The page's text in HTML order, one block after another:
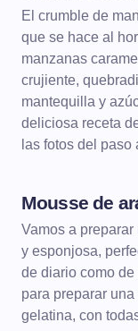
El crumble de
que se hace al
manzanas
crujiente,
mantequilla y
deliciosa receta
las fotos del paso
Mousse de
Vamos a
y esponjosa,
de diario como
para preparar
gelatina, con